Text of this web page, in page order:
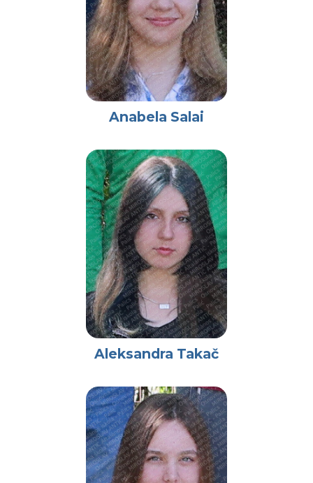
Anabela Salai
Aleksandra Takač